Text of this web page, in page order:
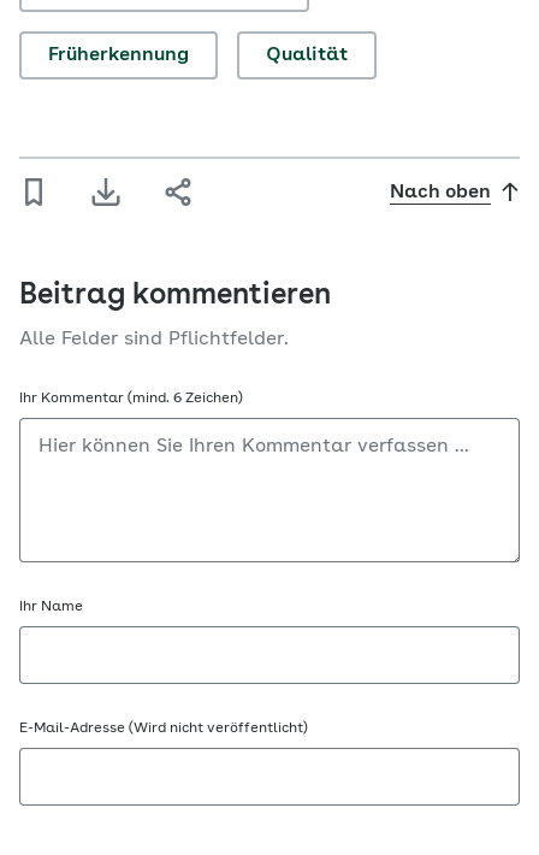
Früherkennung Qualität
Nach oben
Beitrag kommentieren
Alle Felder sind Pflichtfelder.
Ihr Kommentar (mind. 6 Zeichen)
Ihr Name
E-Mail-Adresse (Wird nicht veröffentlicht)